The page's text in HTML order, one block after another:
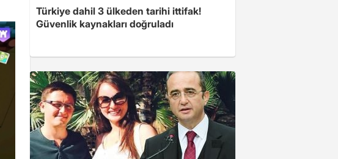
Türkiye dahil 3 ülkeden tarihi ittifak!
Güvenlik kaynakları doğruladı